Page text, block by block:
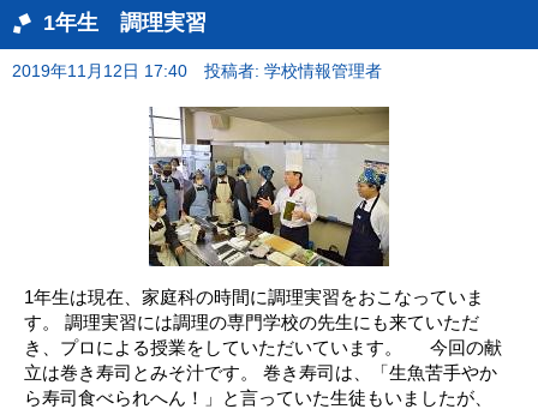
1年生 調理実習
2019年11月12日 17:40 投稿者: 学校情報管理者
1年生は現在、家庭科の時間に調理実習をおこなっていま
す。 調理実習には調理の専門学校の先生にも来ていただ
き、プロによる授業をしていただいています。 今回の献
立は巻き寿司とみそ汁です。 巻き寿司は、「生魚苦手やか
ら寿司食べられへん！」と言っていた生徒もいましたが、